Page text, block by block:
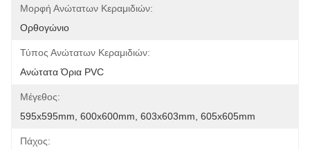
Μορφή Ανώτατων Κεραμιδιών:
Ορθογώνιο
Τύπος Ανώτατων Κεραμιδιών:
Ανώτατα Όρια PVC
Μέγεθος:
595x595mm, 600x600mm, 603x603mm, 605x605mm
Πάχος: